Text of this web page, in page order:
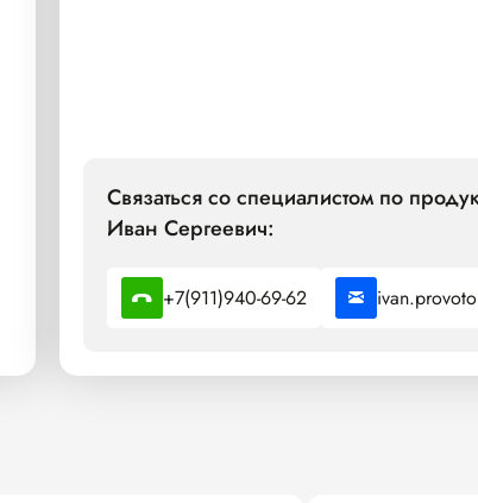
Связаться со специалистом по
Иван Сергеевич:
+7(911)940-69-62